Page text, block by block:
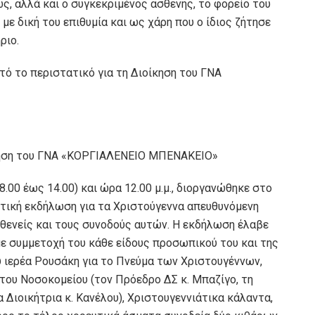
αλλά και ο συγκεκριμένος ασθενής, το φορείο του
δική του επιθυμία και ως χάρη που ο ίδιος ζήτησε
το περιστατικό για τη Διοίκηση του ΓΝΑ
του ΓΝΑ «ΚΟΡΓΙΑΛΕΝΕΙΟ ΜΠΕΝΑΚΕΙΟ»
έως 14.00) και ώρα 12.00 μ.μ., διοργανώθηκε στο
εκδήλωση για τα Χριστούγεννα απευθυνόμενη
και τους συνοδούς αυτών. Η εκδήλωση έλαβε
του κάθε είδους προσωπικού του και της
ιερέα Ρουσάκη για το Πνεύμα των Χριστουγέννων,
Νοσοκομείου (τον Πρόεδρο ΔΣ κ. Μπαζίγο, τη
κ. Κανέλου), Χριστουγεννιάτικα κάλαντα,